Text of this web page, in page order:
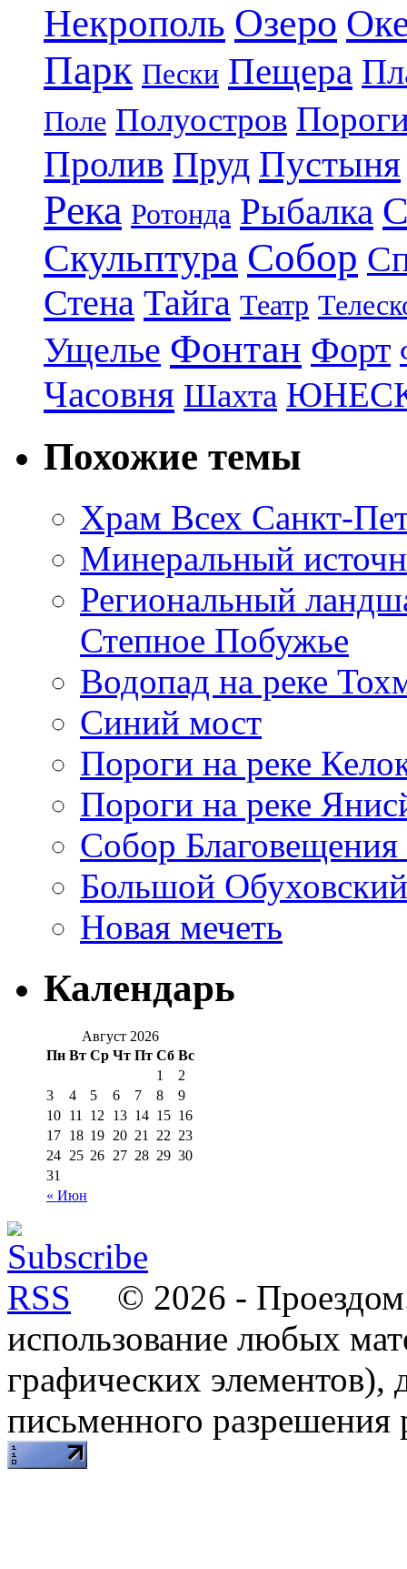
Некрополь Озеро
Парк Пески Пещера
Поле Полуостров
Пролив Пруд Пустыня
Река Ротонда Рыбалка
Скульптура Собор
Стена Тайга Театр
Ущелье Фонтан Форт
Часовня Шахта
Похожие темы
Храм Всех Санкт-
Минеральный
Региональный
Степное Побужье
Водопад на реке
Синий мост
Пороги на реке
Пороги на реке
Собор
Большой
Новая мечеть
Календарь
Август 2026
Пн Вт Ср Чт Пт Сб Вс
« Июн
1
2
3
4 5 6 7 8
9
10 11 12 13 14 15 16
17 18 19 20 21 22 23
24 25 26 27 28 29 30
31
© 2026 -
использование любых
графических элементов),
письменного разрешения